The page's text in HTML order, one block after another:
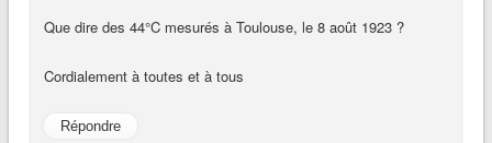
Que dire des 44°C mesurés à Toulouse, le 8 août 1923 ?
Cordialement à toutes et à tous
Répondre